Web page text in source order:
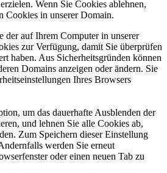
Wenn Sie Cookies ablehnen,
Cookies in unserer Domain.
der auf Ihrem Computer in unserer
zur Verfügung, damit Sie überprüfen
haben. Aus Sicherheitsgründen können
Domains anzeigen oder ändern. Sie
Ihres Browsers
um das dauerhafte Ausblenden der
und lehnen Sie alle Cookies ab,
Zum Speichern dieser Einstellung
werden Sie erneut
oder einen neuen Tab zu